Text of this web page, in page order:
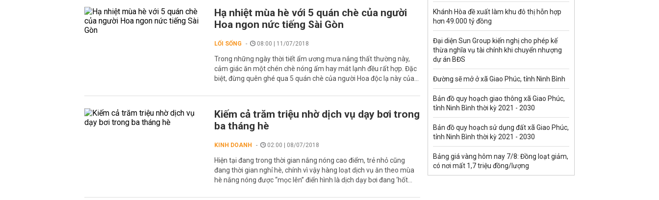
Hạ nhiệt mùa hè với 5 quán chè của người
Hoa ngon nức tiếng Sài Gòn
LỐI SỐNG 08:00 | 11/07/2018
Trong những ngày thời tiết ẩm ương mưa nắng thất thường này,
cảm giác ăn một chén chè nóng ấm hay mát lạnh đều rất hợp. Đặc
biệt, đừng quên ghé qua 5 quán chè của người Hoa độc lạ này của...
Kiếm cả trăm triệu nhờ dịch vụ dạy bơi trong
ba tháng hè
KINH DOANH 02:00 | 08/07/2018
Hiện tại đang trong thời gian nắng nóng cao điểm, trẻ nhỏ cũng
đang thời gian nghỉ hè, chính vì vậy hàng loạt dịch vụ ăn theo mùa
hè nắng nóng được “mọc lên” điển hình là dịch dạy bơi đang ‘hốt...
Khánh Hòa đề xuất làm khu đô thị hỗn hợp
hơn 49.000 tỷ đồng
Đại diện Sun Group kiến nghị cho phép kế
thừa nghĩa vụ tài chính khi chuyển nhượng
dự án BĐS
Đường sẽ mở ở xã Giao Phúc, tỉnh Ninh Bình
Bản đồ quy hoạch giao thông xã Giao Phúc,
tỉnh Ninh Bình thời kỳ 2021 - 2030
Bản đồ quy hoạch sử dụng đất xã Giao Phúc,
tỉnh Ninh Bình thời kỳ 2021 - 2030
Bảng giá vàng hôm nay 7/8: Đồng loạt giảm,
có nơi mất 1,7 triệu đồng/lượng